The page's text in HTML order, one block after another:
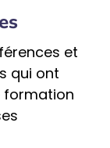
et
qui ont
formation